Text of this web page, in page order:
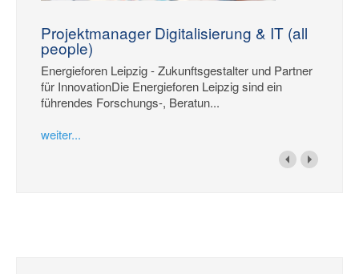
Projektmanager Digitalisierung & IT (all
people)
Energieforen Leipzig - Zukunftsgestalter und Partner
für InnovationDie Energieforen Leipzig sind ein
führendes Forschungs-, Beratun...
weiter...